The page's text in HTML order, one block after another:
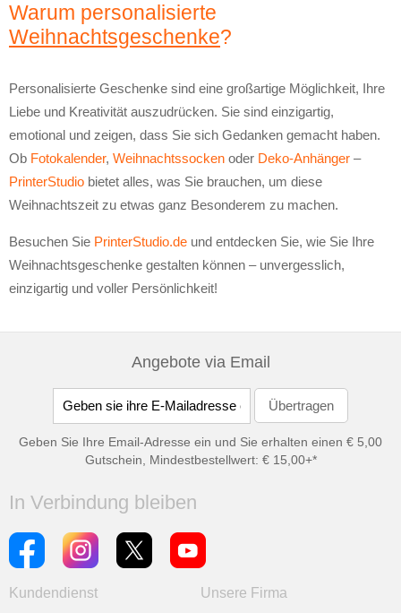
Warum personalisierte
Weihnachtsgeschenke?
Personalisierte Geschenke sind eine großartige Möglichkeit, Ihre
Liebe und Kreativität auszudrücken. Sie sind einzigartig,
emotional und zeigen, dass Sie sich Gedanken gemacht haben.
Ob Fotokalender, Weihnachtssocken oder Deko-Anhänger –
PrinterStudio bietet alles, was Sie brauchen, um diese
Weihnachtszeit zu etwas ganz Besonderem zu machen.
Besuchen Sie PrinterStudio.de und entdecken Sie, wie Sie Ihre
Weihnachtsgeschenke gestalten können – unvergesslich,
einzigartig und voller Persönlichkeit!
Angebote via Email
Geben Sie Ihre Email-Adresse ein und Sie erhalten einen € 5,00
Gutschein, Mindestbestellwert: € 15,00+*
In Verbindung bleiben
Kundendienst
Unsere Firma